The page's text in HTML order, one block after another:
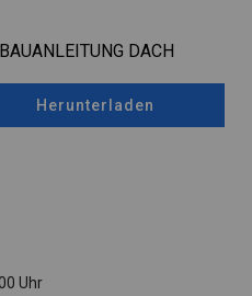
DACH
Herunterladen
Uhr